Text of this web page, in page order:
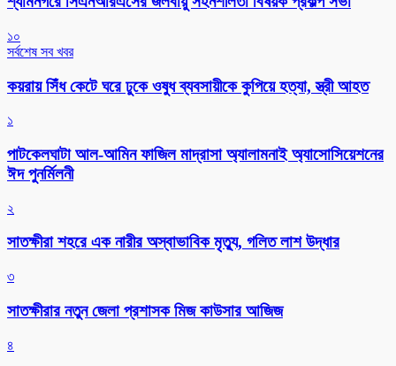
১০
সর্বশেষ সব খবর
কয়রায় সিঁধ কেটে ঘরে ঢুকে ওষুধ ব্যবসায়ীকে কুপিয়ে হত্যা, স্ত্রী আহত
১
পাটকেলঘাটা আল-আমিন ফাজিল মাদ্রাসা অ্যালামনাই অ্যাসোসিয়েশনের
ঈদ পুনর্মিলনী
২
সাতক্ষীরা শহরে এক নারীর অস্বাভাবিক মৃত্যু, গলিত লাশ উদ্ধার
৩
সাতক্ষীরার নতুন জেলা প্রশাসক মিজ কাউসার আজিজ
৪